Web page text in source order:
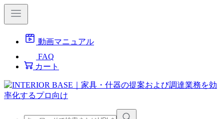
動画マニュアル
FAQ
カート